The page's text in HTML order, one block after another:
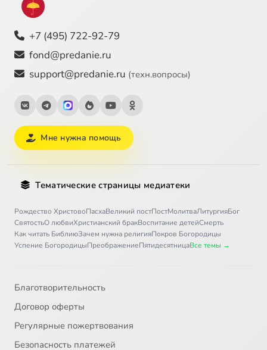
+7 (495) 722-92-79
fond@predanie.ru
support@predanie.ru (техн.вопросы)
Мне нужна помощь
Тематические страницы медиатеки
Рождество ХристовоПасхаВеликий постПостМолитваЛитургияБог
СвятостьО любвиХристианский бракВоспитание детейСмерть
Как читать БиблиюЗачем нужна религияПокров Богородицы
Успение БогородицыПреображениеПятидесятницаВсе темы →
Благотворительность
Договор оферты
Регулярные пожертвования
Безопасность платежей